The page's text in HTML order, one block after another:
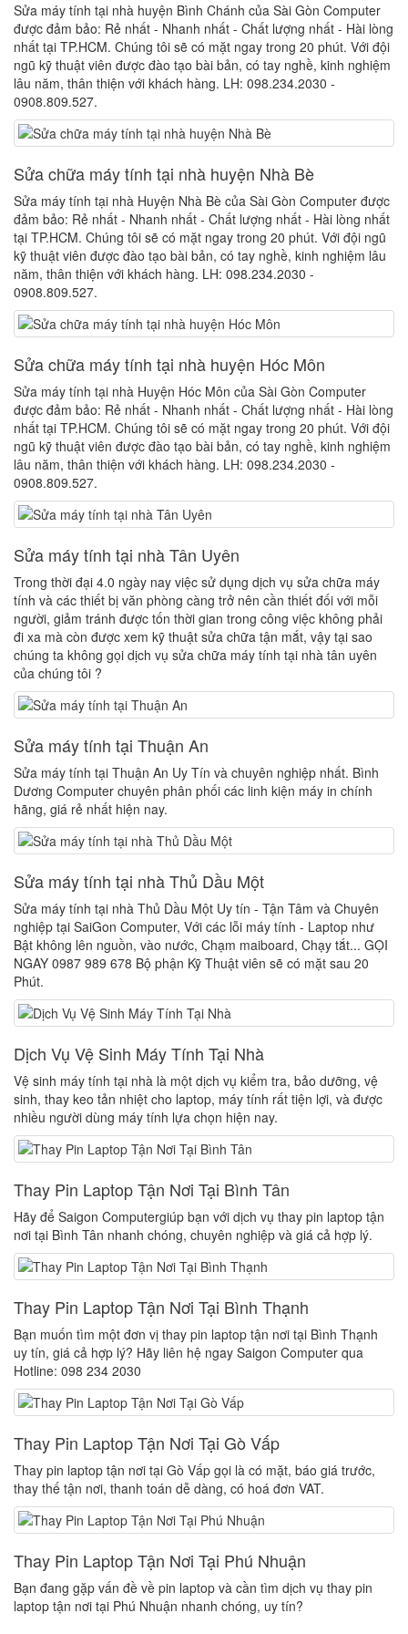
Sửa máy tính tại nhà huyện Bình Chánh của Sài Gòn Computer
được đảm bảo: Rẻ nhất - Nhanh nhất - Chất lượng nhất - Hài lòng
nhất tại TP.HCM. Chúng tôi sẽ có mặt ngay trong 20 phút. Với đội
ngũ kỹ thuật viên được đào tạo bài bản, có tay nghề, kinh nghiệm
lâu năm, thân thiện với khách hàng. LH: 098.234.2030 -
0908.809.527.
Sửa chữa máy tính tại nhà huyện Nhà Bè
Sửa máy tính tại nhà Huyện Nhà Bè của Sài Gòn Computer được
đảm bảo: Rẻ nhất - Nhanh nhất - Chất lượng nhất - Hài lòng nhất
tại TP.HCM. Chúng tôi sẽ có mặt ngay trong 20 phút. Với đội ngũ
kỹ thuật viên được đào tạo bài bản, có tay nghề, kinh nghiệm lâu
năm, thân thiện với khách hàng. LH: 098.234.2030 -
0908.809.527.
Sửa chữa máy tính tại nhà huyện Hóc Môn
Sửa máy tính tại nhà Huyện Hóc Môn của Sài Gòn Computer
được đảm bảo: Rẻ nhất - Nhanh nhất - Chất lượng nhất - Hài lòng
nhất tại TP.HCM. Chúng tôi sẽ có mặt ngay trong 20 phút. Với đội
ngũ kỹ thuật viên được đào tạo bài bản, có tay nghề, kinh nghiệm
lâu năm, thân thiện với khách hàng. LH: 098.234.2030 -
0908.809.527.
Sửa máy tính tại nhà Tân Uyên
Trong thời đại 4.0 ngày nay việc sử dụng dịch vụ sửa chữa máy
tính và các thiết bị văn phòng càng trở nên cần thiết đối với mỗi
người, giảm tránh được tốn thời gian trong công việc không phải
đi xa mà còn được xem kỹ thuật sửa chữa tận mắt, vậy tại sao
chúng ta không gọi dịch vụ sửa chữa máy tính tại nhà tân uyên
của chúng tôi ?
Sửa máy tính tại Thuận An
Sửa máy tính tại Thuận An Uy Tín và chuyên nghiệp nhất. Bình
Dương Computer chuyên phân phối các linh kiện máy in chính
hãng, giá rẻ nhất hiện nay.
Sửa máy tính tại nhà Thủ Dầu Một
Sửa máy tính tại nhà Thủ Dầu Một Uy tín - Tận Tâm và Chuyên
nghiệp tại SaiGon Computer, Với các lỗi máy tính - Laptop như
Bật không lên nguồn, vào nước, Chạm maiboard, Chạy tắt... GỌI
NGAY 0987 989 678 Bộ phận Kỹ Thuật viên sẽ có mặt sau 20
Phút.
Dịch Vụ Vệ Sinh Máy Tính Tại Nhà
Vệ sinh máy tính tại nhà là một dịch vụ kiểm tra, bảo dưỡng, vệ
sinh, thay keo tản nhiệt cho laptop, máy tính rất tiện lợi, và được
nhiều người dùng máy tính lựa chọn hiện nay.
Thay Pin Laptop Tận Nơi Tại Bình Tân
Hãy để Saigon Computergiúp bạn với dịch vụ thay pin laptop tận
nơi tại Bình Tân nhanh chóng, chuyên nghiệp và giá cả hợp lý.
Thay Pin Laptop Tận Nơi Tại Bình Thạnh
Bạn muốn tìm một đơn vị thay pin laptop tận nơi tại Bình Thạnh
uy tín, giá cả hợp lý? Hãy liên hệ ngay Saigon Computer qua
Hotline: 098 234 2030
Thay Pin Laptop Tận Nơi Tại Gò Vấp
Thay pin laptop tận nơi tại Gò Vấp gọi là có mặt, báo giá trước,
thay thế tận nơi, thanh toán dễ dàng, có hoá đơn VAT.
Thay Pin Laptop Tận Nơi Tại Phú Nhuận
Bạn đang gặp vấn đề về pin laptop và cần tìm dịch vụ thay pin
laptop tận nơi tại Phú Nhuận nhanh chóng, uy tín?